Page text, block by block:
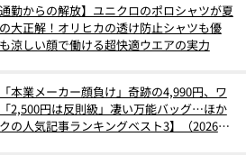
通勤からの解放】ユニクロのポロシャツが夏
大正解！オリヒカの透け防止シャツも優
涼しい顔で働ける超快適ウエアの実力
本業メーカー顔負け」奇跡の4,990円、ワ
2,500円は反則級」凄い万能バッグ…ほか
クの人気記事ランキングベスト3】（2026年